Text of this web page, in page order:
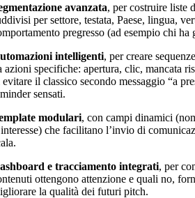
avanzata, per costruire liste
per settore, testata, Paese, lingua,
pregresso (ad esempio chi
intelligenti, per creare
azioni specifiche: apertura, clic, mancata
il classico secondo messaggio “a
sensati.
modulari, con campi dinamici
che facilitano l’invio di
e tracciamento integrati, per
ottengono attenzione e quali no,
la qualità dei futuri pitch.